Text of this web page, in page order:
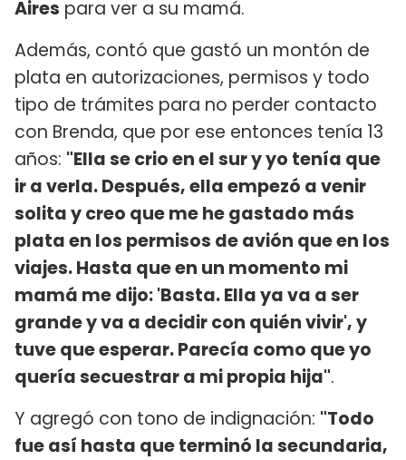
Aires para ver a su mamá.
Además, contó que gastó un montón de
plata en autorizaciones, permisos y todo
tipo de trámites para no perder contacto
con Brenda, que por ese entonces tenía 13
años: "Ella se crio en el sur y yo tenía que
ir a verla. Después, ella empezó a venir
solita y creo que me he gastado más
plata en los permisos de avión que en los
viajes. Hasta que en un momento mi
mamá me dijo: 'Basta. Ella ya va a ser
grande y va a decidir con quién vivir', y
tuve que esperar. Parecía como que yo
quería secuestrar a mi propia hija".
Y agregó con tono de indignación: "Todo
fue así hasta que terminó la secundaria,